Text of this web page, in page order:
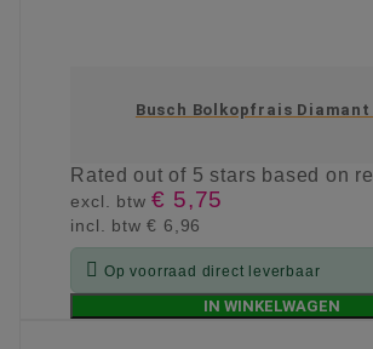
Busch Bolkopfrais Diamant
Ratedout of 5 stars based on
excl. btw€ 5,75
incl. btw€ 6,96
 Op voorraad direct leverbaar
IN WINKELWAGEN